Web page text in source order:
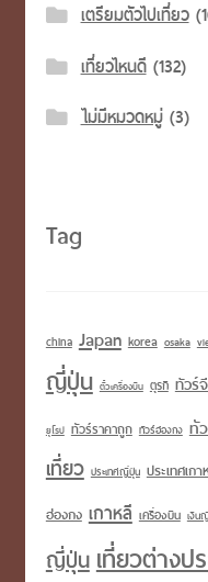
เตรียมตัวไปเที่ยว
เที่ยวไหนดี(132)
ไม่มีหมวดหมู่(3)
Tag
china Japan korea osaka
ญี่ปุ่น ตั๋วเครื่องบิน ตุรกี ทัวร์
ยุโรป ทัวร์ราคาถูก ทัวร์ฮ่องกง ทั
เที่ยว ประเทศญี่ปุ่น ประเทศเก
ฮ่องกง เกาหลี เครื่องบิน เงิน
ญี่ปุ่นเที่ยวต่างป